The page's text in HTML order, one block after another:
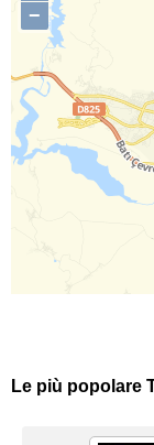
−
Le più popolare